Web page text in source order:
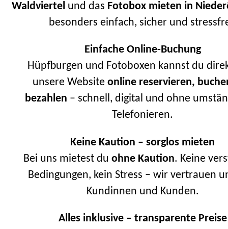
Waldviertel und das Fotobox mieten in
besonders einfach, sicher und
Einfache Online-Buchung
Hüpfburgen und Fotoboxen kannst du
unsere Website online reservieren,
bezahlen – schnell, digital und ohne
Telefonieren.
Keine Kaution – sorglos mieten
Bei uns mietest du ohne Kaution. Keine
Bedingungen, kein Stress – wir vertrauen
Kundinnen und Kunden.
Alles inklusive – transparente Preise